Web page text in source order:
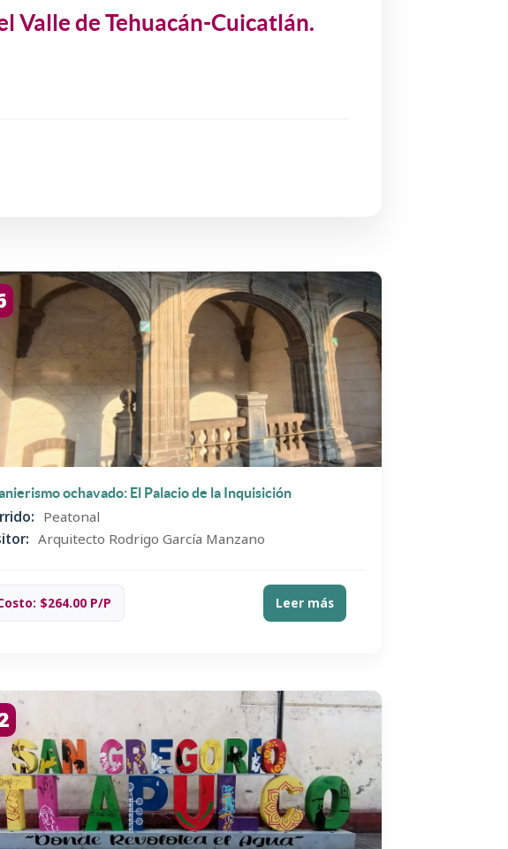
Valle de Tehuacán-Cuicatlán.
ochavado: El Palacio de la Inquisición
Peatonal
Arquitecto Rodrigo García Manzano
$264.00 P/P Leer más